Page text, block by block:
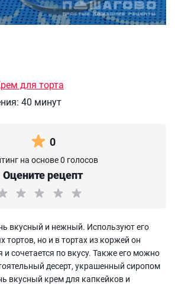
для торта
40 минут
0
на основе 0 голосов
Оцените рецепт
вкусный и нежный. Используют его
но и в тортах из коржей он
и сочетается по вкусу. Также его можно
десерт, украшенный сиропом
вкусный крем для капкейков и